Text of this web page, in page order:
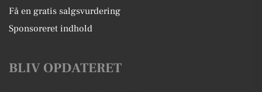
Få en gratis salgsvurdering
Sponsoreret indhold
BLIV OPDATERET